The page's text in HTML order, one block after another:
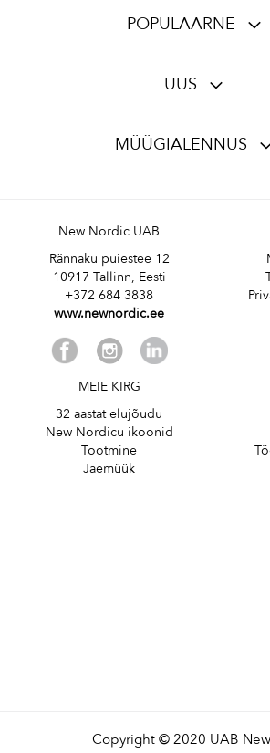
POPULAARNE
UUS
MÜÜGIALENNUS
New Nordic UAB
Rännaku puiestee 12
10917 Tallinn, Eesti
+372 684 3838
www.newnordic.ee
MEIE KIRG
32 aastat elujõudu
New Nordicu ikoonid
Tootmine
Jaemüük
Copyright © 2020 UAB